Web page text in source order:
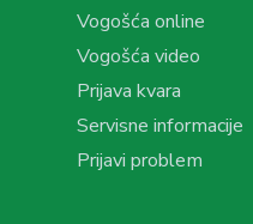
Vogošća online
Vogošća video
Prijava kvara
Servisne informacije
Prijavi problem